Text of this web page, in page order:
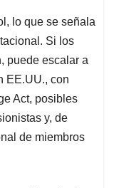
lo que se señala
Si los
puede escalar a
EE.UU., con
Act, posibles
y, de
de miembros